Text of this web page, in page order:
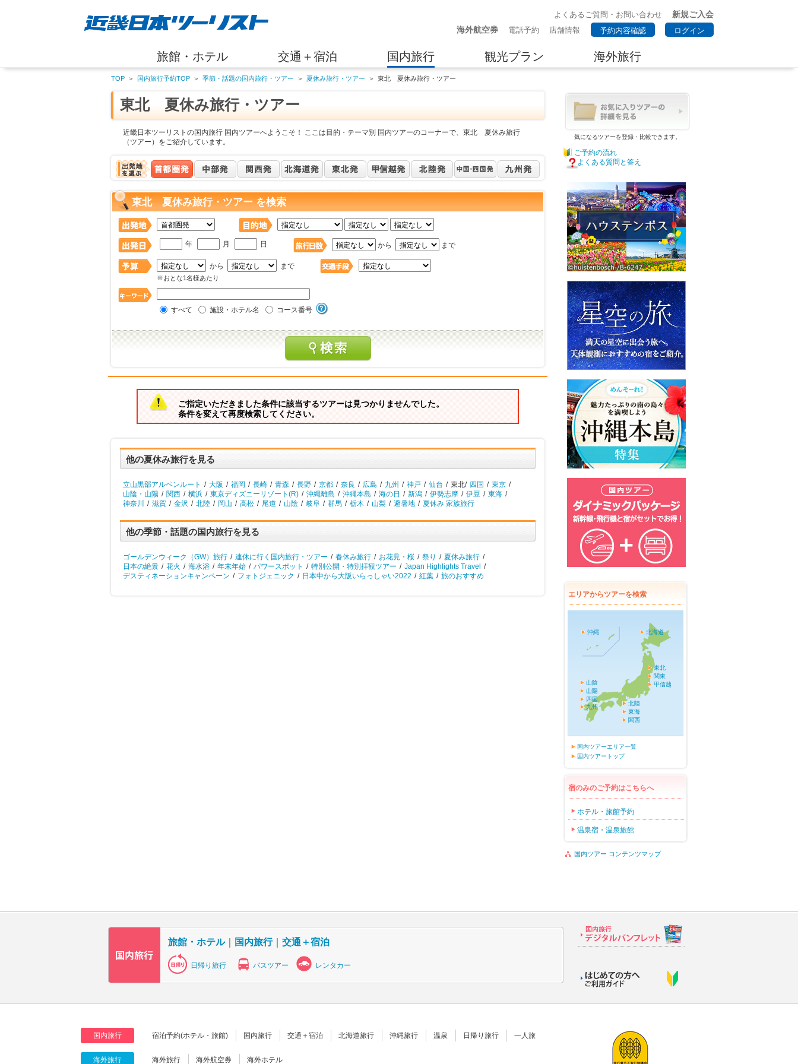
よくあるご質問・お問い合わせ
新規ご入会
海外航空券
電話予約 店舗情報 予約内容確認 ログイン
旅館・ホテル 交通＋宿泊 国内旅行 観光プラン 海外旅行
TOP ＞ 国内旅行予約TOP ＞ 季節・話題の国内旅行・ツアー ＞ 夏休み旅行・ツアー ＞ 東北 夏休み旅行・ツアー
東北 夏休み旅行・ツアー
近畿日本ツーリストの国内旅行 国内ツアーへようこそ！ ここは目的・テーマ別 国内ツアーのコーナーで、東北 夏休み旅行
（ツアー）をご紹介しています。
東北 夏休み旅行・ツアー を検索
年 月 日 から まで
から まで
※おとな1名様あたり
すべて 施設・ホテル名 コース番号
ご指定いただきました条件に該当するツアーは見つかりませんでした。
条件を変えて再度検索してください。
他の夏休み旅行を見る
立山黒部アルペンルート / 大阪 / 福岡 / 長崎 / 青森 / 長野 / 京都 / 奈良 / 広島 / 九州 / 神戸 / 仙台 / 東北/ 四国 / 東京 /
山陰・山陽 / 関西 / 横浜 / 東京ディズニーリゾート(R) / 沖縄離島 / 沖縄本島 / 海の日 / 新潟 / 伊勢志摩 / 伊豆 / 東海 /
神奈川
/ 滋賀 / 金沢 / 北陸 / 岡山 / 高松 / 尾道 / 山陰 / 岐阜 / 群馬 / 栃木 / 山梨 / 避暑地 / 夏休み 家族旅行
他の季節・話題の国内旅行を見る
ゴールデンウィーク（GW）旅行 / 連休に行く国内旅行・ツアー / 春休み旅行 / お花見・桜 / 祭り / 夏休み旅行 /
日本の絶景 / 花火 / 海水浴 / 年末年始 / パワースポット / 特別公開・特別拝観ツアー / Japan Highlights Travel
/
デスティネーションキャンペーン / フォトジェニック / 日本中から大阪いらっしゃい2022 / 紅葉 / 旅のおすすめ
気になるツアーを登録・比較できます。
ご予約の流れ
よくある質問と答え
エリアからツアーを検索
北海道
東北
関東
甲信越
北陸
東海
関西
山陰
山陽
四国
九州
沖縄
国内ツアーエリア一覧
国内ツアートップ
宿のみのご予約はこちらへ
ホテル・旅館予約
温泉宿・温泉旅館
国内ツアー コンテンツマップ
旅館・ホテル｜ 国内旅行｜ 交通＋宿泊
日帰り旅行 バスツアー レンタカー
国内旅行 宿泊予約(ホテル・旅館) 国内旅行 交通＋宿泊 北海道旅行 沖縄旅行 温泉 日帰り旅行 一人旅
海外旅行 海外旅行 海外航空券 海外ホテル